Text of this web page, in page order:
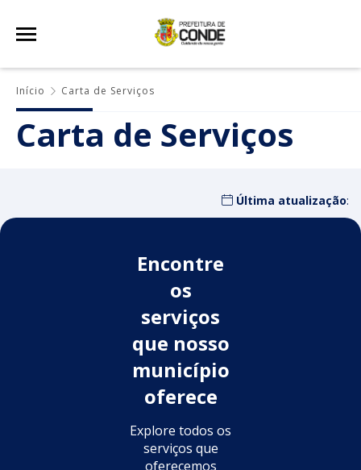
Início Carta de Serviços
Carta de Serviços
Última atualização:
Encontre
os
serviços
que nosso
município
oferece
Explore todos os
serviços que
oferecemos